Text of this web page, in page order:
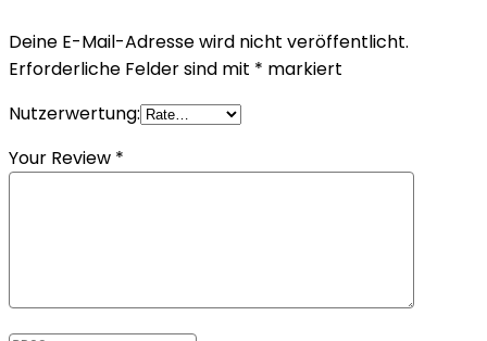
Deine E-Mail-Adresse wird nicht veröffentlicht.
Erforderliche Felder sind mit * markiert
Nutzerwertung:
Your Review *